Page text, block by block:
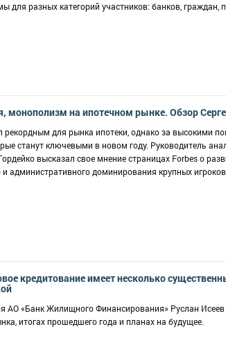
для разных категорий участников: банков, граждан,
монополизм на ипотечном рынке. Обзор
рекордным для рынка ипотеки, однако за высокими
станут ключевыми в новом году. Руководитель
высказал свое мнение страницах Forbes о
административного доминирования крупных
кредитование имеет несколько
АО «Банк Жилищного Финансирования» Руслан Исеев
итогах прошедшего года и планах на будущее.